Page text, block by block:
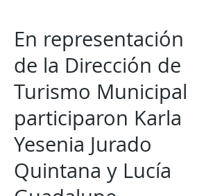
En representación
de la Dirección de
Turismo Municipal
participaron Karla
Yesenia Jurado
Quintana y Lucía